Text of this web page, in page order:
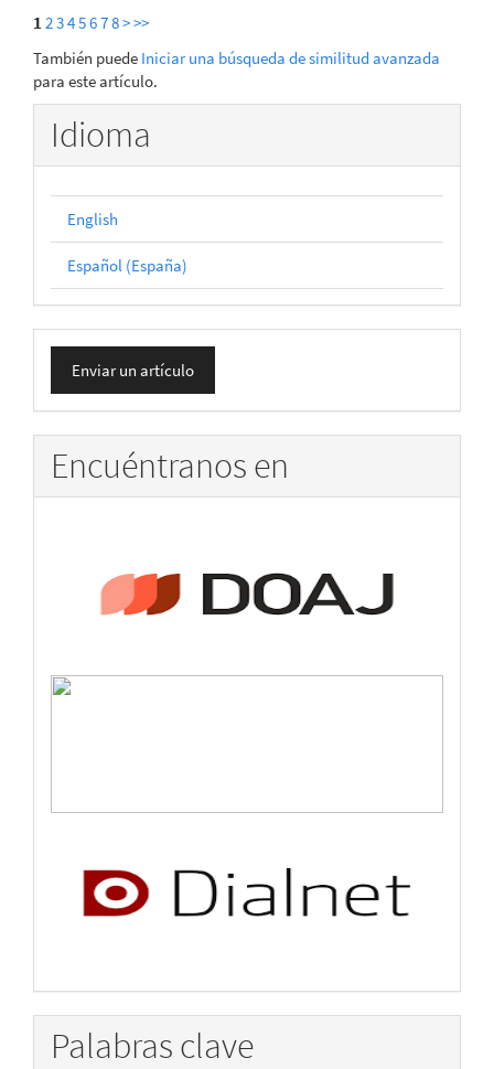
1 2345678>>>
También puede Iniciar una búsqueda de similitud avanzada
para este artículo.
Idioma
English
Español (España)
Enviar
un
artículo
Enviar un artículo
Encuéntranos en
Palabras clave